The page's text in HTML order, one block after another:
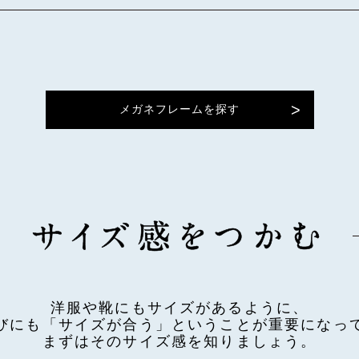
メガネフレームを探す
洋服や靴にもサイズがあるように、
にも「サイズが合う」ということが重要になっ
まずはそのサイズ感を知りましょう。